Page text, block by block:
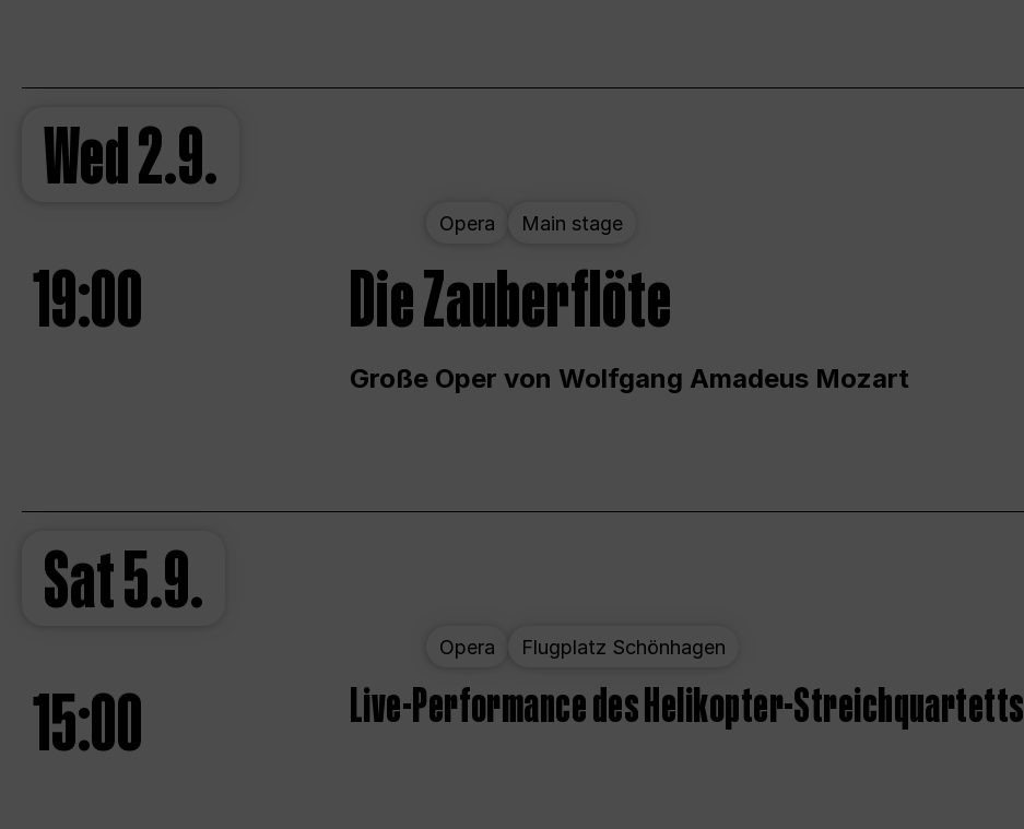
Wed2.9.
Opera Main stage
19:00 Die Zauberflöte
Große Oper von Wolfgang Amadeus Mozart
Sat5.9.
Opera Flugplatz Schönhagen
15:00 Live-Performance des Helikopter-Streichquartetts